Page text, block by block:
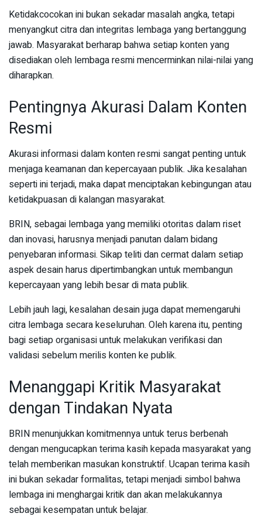
Ketidakcocokan ini bukan sekadar masalah angka, tetapi
menyangkut citra dan integritas lembaga yang bertanggung
jawab. Masyarakat berharap bahwa setiap konten yang
disediakan oleh lembaga resmi mencerminkan nilai-nilai yang
diharapkan.
Pentingnya Akurasi Dalam Konten
Resmi
Akurasi informasi dalam konten resmi sangat penting untuk
menjaga keamanan dan kepercayaan publik. Jika kesalahan
seperti ini terjadi, maka dapat menciptakan kebingungan atau
ketidakpuasan di kalangan masyarakat.
BRIN, sebagai lembaga yang memiliki otoritas dalam riset
dan inovasi, harusnya menjadi panutan dalam bidang
penyebaran informasi. Sikap teliti dan cermat dalam setiap
aspek desain harus dipertimbangkan untuk membangun
kepercayaan yang lebih besar di mata publik.
Lebih jauh lagi, kesalahan desain juga dapat memengaruhi
citra lembaga secara keseluruhan. Oleh karena itu, penting
bagi setiap organisasi untuk melakukan verifikasi dan
validasi sebelum merilis konten ke publik.
Menanggapi Kritik Masyarakat
dengan Tindakan Nyata
BRIN menunjukkan komitmennya untuk terus berbenah
dengan mengucapkan terima kasih kepada masyarakat yang
telah memberikan masukan konstruktif. Ucapan terima kasih
ini bukan sekadar formalitas, tetapi menjadi simbol bahwa
lembaga ini menghargai kritik dan akan melakukannya
sebagai kesempatan untuk belajar.